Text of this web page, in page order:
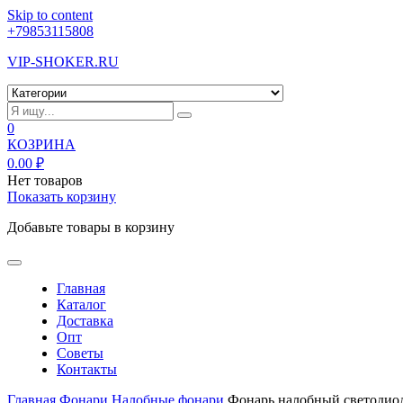
Skip to content
+79853115808
VIP-SHOKER.RU
0
КОЗРИНА
0.00 ₽
Нет товаров
Показать корзину
Добавьте товары в корзину
Главная
Каталог
Доставка
Опт
Советы
Контакты
Главная Фонари Налобные фонари Фонарь налобный